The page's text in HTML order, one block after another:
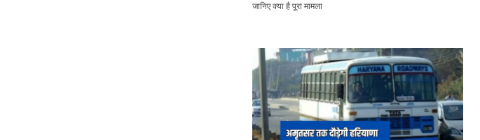
जानिए क्या है पूरा मामला